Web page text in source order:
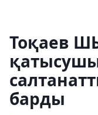
Тоқаев
барды